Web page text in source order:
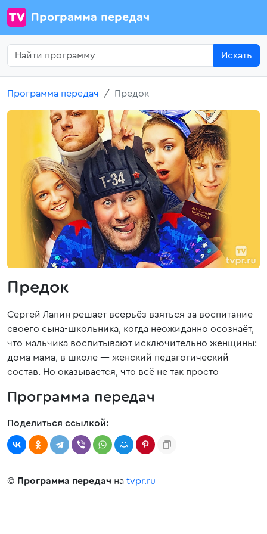
Программа передач
Искать
Программа передач Предок
Предок
Сергей Лапин решает всерьёз взяться за воспитание
своего сына-школьника, когда неожиданно осознаёт,
что мальчика воспитывают исключительно женщины:
дома мама, в школе — женский педагогический
состав. Но оказывается, что всё не так просто
Программа передач
Поделиться ссылкой:
© Программа передач на tvpr.ru